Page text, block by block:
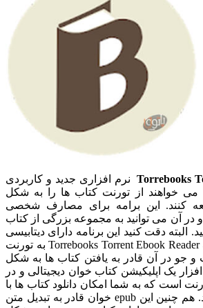
Torrebooksنرم افزاری جدید و کاربردی
خواهند از تورنت کتاب ها را به شکل
کنند. این برامه برای مصارف شخصی
آن می توانید به مجموعه بزرگی از کتاب
البته دقت کنید این برنامه دارای دیتابیسی
از کتاب ها نیست؛ بلکه Torrebooks Torrent Ebook Reader به تورنت
در آن قادر به یافتن کتاب ها به شکل
یک اپلیکیشن کتاب خوان دیجیتالی و در
است که به شما امکان دانلود کتاب ها با
فرمت epub را می دهد. هم چنین این epub خوان قادر به تبدیل متن